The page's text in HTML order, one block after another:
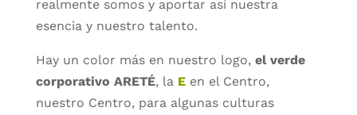
realmente somos y aportar así nuestra
esencia y nuestro talento.
Hay un color más en nuestro logo, el verde
corporativo ARETÉ, la Een el Centro,
nuestro Centro, para algunas culturas